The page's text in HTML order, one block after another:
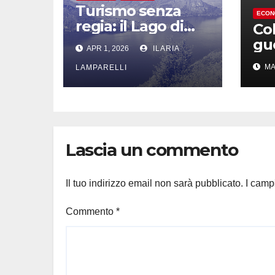
Turismo senza
regia: il Lago di
Como corre, ma
non sa dove
APR 1, 2026 ILARIA
LAMPARELLI
Lascia un commento
Il tuo indirizzo email non sarà pubblicato. I
Commento *